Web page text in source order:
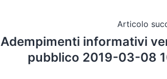
Articolo
informativi
pubblico 2019-03-08